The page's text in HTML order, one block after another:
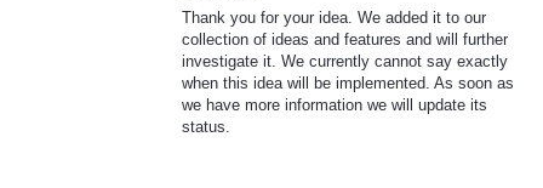
Thank you for your idea. We added it to our
collection of ideas and features and will further
investigate it. We currently cannot say exactly
when this idea will be implemented. As soon as
we have more information we will update its
status.